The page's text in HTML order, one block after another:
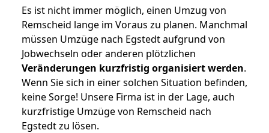
Es ist nicht immer möglich, einen Umzug von
Remscheid lange im Voraus zu planen. Manchmal
müssen Umzüge nach Egstedt aufgrund von
Jobwechseln oder anderen plötzlichen
Veränderungen kurzfristig organisiert werden.
Wenn Sie sich in einer solchen Situation befinden,
keine Sorge! Unsere Firma ist in der Lage, auch
kurzfristige Umzüge von Remscheid nach
Egstedt zu lösen.